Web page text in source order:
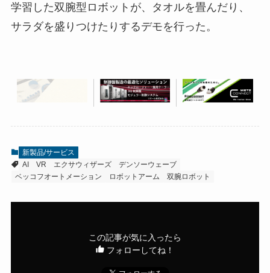
学習した双腕型ロボットが、タオルを畳んだり、
サラダを盛りつけたりするデモを行った。
新製品/サービス
AI
VR エクサウィザーズ
デンソーウェーブ
ベッコフオートメーション
ロボットアーム 双腕ロボット
この記事が気に入ったら
フォローしてね！